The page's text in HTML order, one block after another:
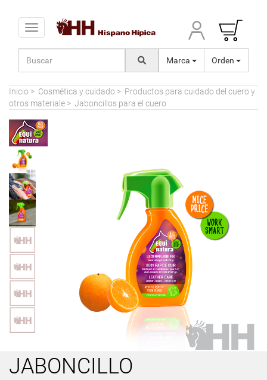
Toggle navigation
Marca Orden
Inicio > Cosmética y cuidado > Productos para cuidado del cuero y
otros materiale > Jaboncillos para el cuero
JABONCILLO